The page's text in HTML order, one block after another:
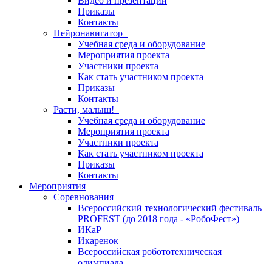
Приказы
Контакты
Нейронавигатор
Учебная среда и оборудование
Мероприятия проекта
Участники проекта
Как стать участником проекта
Приказы
Контакты
Расти, малыш!
Учебная среда и оборудование
Мероприятия проекта
Участники проекта
Как стать участником проекта
Приказы
Контакты
Мероприятия
Соревнования
Всероссийский технологический фестиваль
PROFEST (до 2018 года - «РобоФест»)
ИКаР
Икаренок
Всероссийская робототехническая